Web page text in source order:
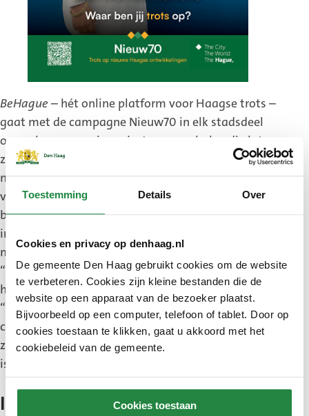
Toestemming Details Over
Cookies en privacy op denhaag.nl
De gemeente Den Haag gebruikt cookies om de website
te verbeteren. Cookies zijn kleine bestanden die de
website op een apparaat van de bezoeker plaatst.
Bijvoorbeeld op een computer, telefoon of tablet. Door op
cookies toestaan te klikken, gaat u akkoord met het
cookiebeleid van de gemeente.
Cookies toestaan
BeHague – hét online platform voor Haagse trots –
gaat met de campagne Nieuw70 in elk stadsdeel
op zoek naar mooie projecten en verhalen die laten
zien wat Den Haag bijzonder maakt. Van kleurrijke
muurschilderingen tot gezellige buurtfeesten en
verbeteringen in de openbare ruimte. Het platform
brengt de mooiste inzendingen uit alle stadsdelen
in beeld en laat zien wat onze stad zo uniek
maakt.
“Den Haag is een stad die gemaakt wordt door
haar bewoners,” zegt wethouder Saskia Bruines.
“Met Nieuw70 brengen we die positieve energie en
creativiteit samen. Alle verschillende initiatieven,
zowel groot als klein, laten zien hoe rijk onze stad
is aan ideeën, samenwerking en daadkracht.”
In de spotlights